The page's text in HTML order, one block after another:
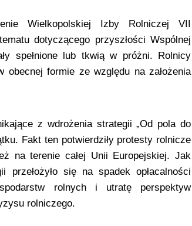
Wielkopolskiej Izby Rolniczej VII
dotyczącego przyszłości Wspólnej
spełnione lub tkwią w próżni. Rolnicy
formie ze względu na założenia
z wdrożenia strategii „Od pola do
Fakt ten potwierdziły protesty rolnicze
na terenie całej Unii Europejskiej. Jak
się na spadek opłacalności
rolnych i utratę perspektyw
rolniczego.